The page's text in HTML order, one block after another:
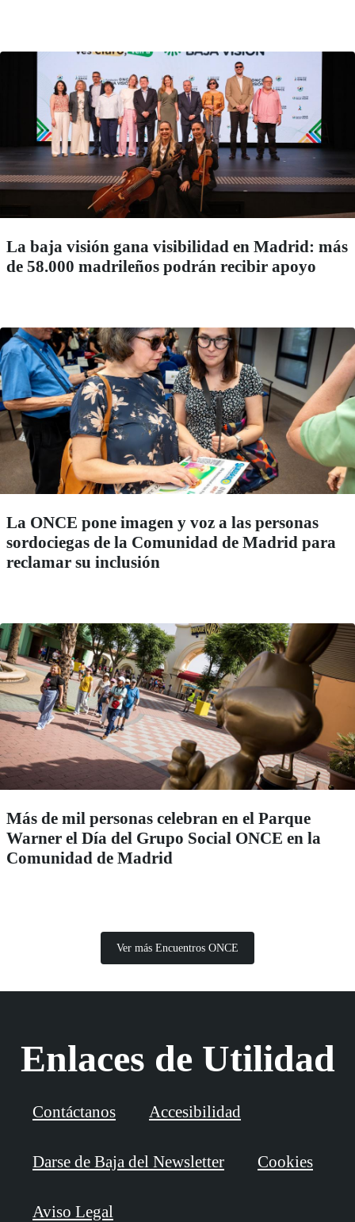
La baja visión gana visibilidad en Madrid: más
de 58.000 madrileños podrán recibir apoyo
La ONCE pone imagen y voz a las personas
sordociegas de la Comunidad de Madrid para
reclamar su inclusión
Más de mil personas celebran en el Parque
Warner el Día del Grupo Social ONCE en la
Comunidad de Madrid
Ver más Encuentros ONCE
Enlaces de Utilidad
Contáctanos Accesibilidad
Darse de Baja del Newsletter Cookies
Aviso Legal